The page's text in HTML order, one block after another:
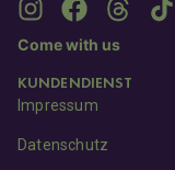
Come with us
KUNDENDIENST
Impressum
Datenschutz